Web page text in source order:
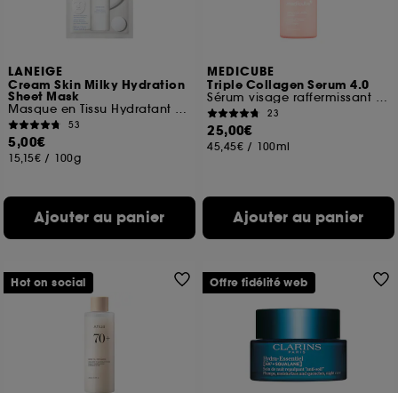
LANEIGE
Cream Skin Milky Hydration
Sheet Mask
Masque en Tissu Hydratant et Apaisant
53
5,00€
15,15€ / 100g
Ajouter au panier
MEDICUBE
Triple Collagen Serum 4.0
Sérum visage raffermissant et hydratant
23
25,00€
45,45€ / 100ml
Ajouter au panier
Hot on social Offre fidélité web